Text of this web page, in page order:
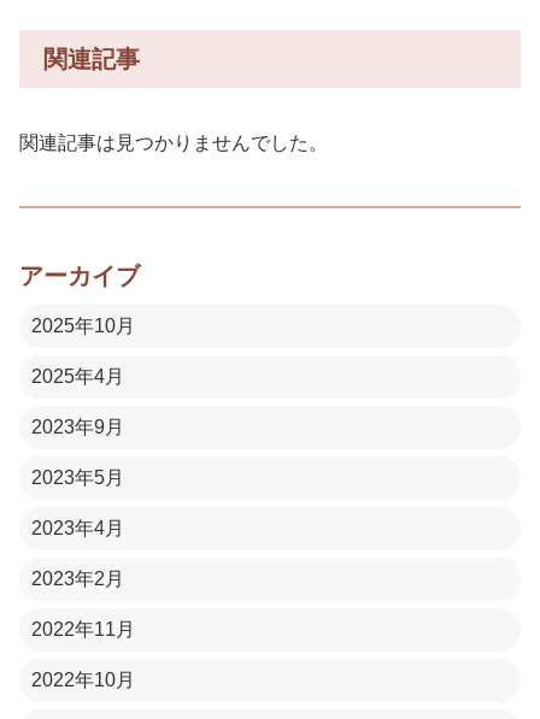
関連記事
関連記事は見つかりませんでした。
アーカイブ
2025年10月
2025年4月
2023年9月
2023年5月
2023年4月
2023年2月
2022年11月
2022年10月